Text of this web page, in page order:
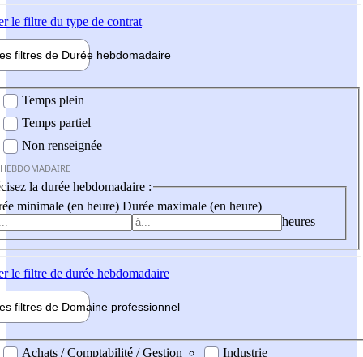
le filtre du type de contrat
filtres de Durée hebdomadaire
Temps plein
Temps partiel
Non renseignée
la durée hebdomadaire :
minimale (en heure) Durée maximale (en heure)
heures
le filtre de durée hebdomadaire
filtres de Domaine professionnel
professionel
Achats / Comptabilité / Gestion
Industrie